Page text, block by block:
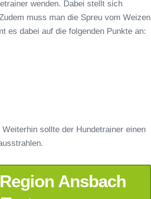
wenden. Dabei stellt sich
muss man die Spreu vom Weizen
es dabei auf die folgenden Punkte an:
sollte der Hundetrainer einen
Ansbach